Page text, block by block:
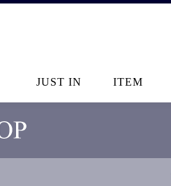
JUST IN ITEM